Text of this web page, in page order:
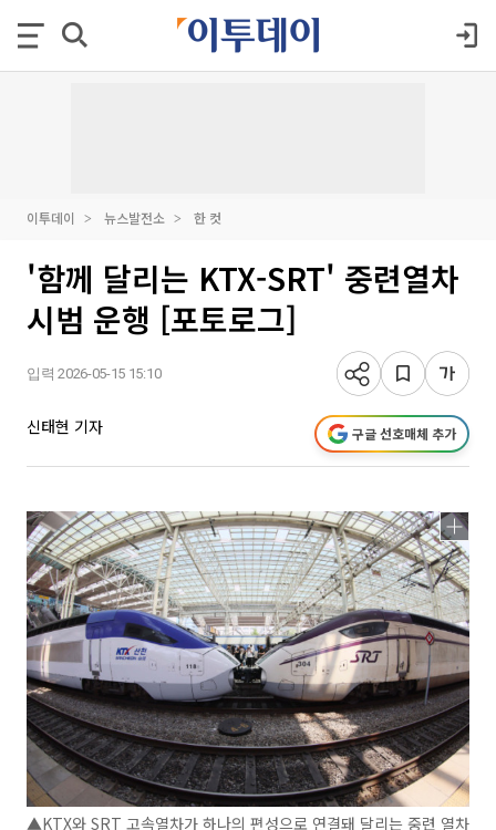
이투데이 뉴스발전소 한 컷
'함께 달리는 KTX-SRT' 중련열차
시범 운행 [포토로그]
입력 2026-05-15 15:10
신태현 기자 구글 선호매체 추가
▲KTX와 SRT 고속열차가 하나의 편성으로 연결돼 달리는 중련 열차